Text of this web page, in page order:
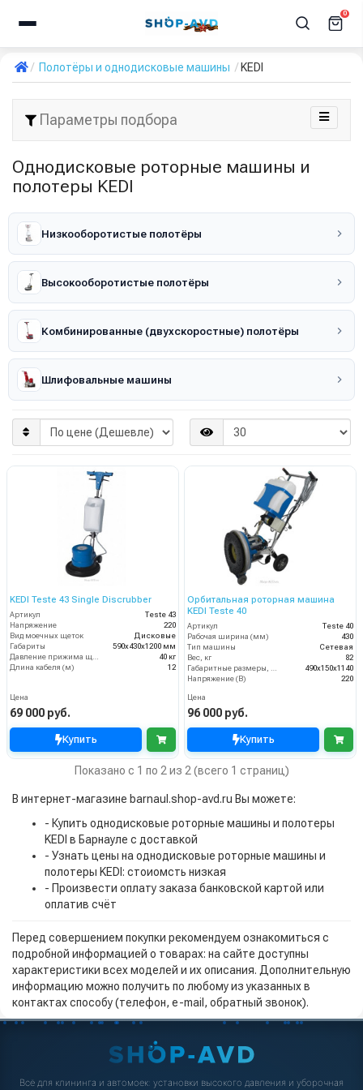
0
Полотёры и однодисковые машины KEDI
Параметры подбора
Однодисковые роторные машины и
полотеры KEDI
Низкооборотистые полотёры
Высокооборотистые полотёры
Комбинированные (двухскоростные) полотёры
Шлифовальные машины
KEDI Teste 43 Single Discrubber
Артикул
Teste 43
Напряжение
220
Вид моечных щеток
Дисковые
Габариты
590х430х1200 мм
40 кг
Длина кабеля (м)
12
Цена
69 000 руб.
Купить
Орбитальная роторная машина
KEDI Teste 40
Артикул
Teste 40
Рабочая ширина (мм)
430
Тип машины
Сетевая
Вес, кг
82
490x150x1140
Напряжение (В)
220
Цена
96 000 руб.
Купить
Показано с 1 по 2 из 2 (всего 1 страниц)
В интернет-магазине barnaul.shop-avd.ru Вы можете:
- Купить однодисковые роторные машины и полотеры
KEDI в Барнауле с доставкой
- Узнать цены на однодисковые роторные машины и
полотеры KEDI: стоиомсть низкая
- Произвести оплату заказа банковской картой или
оплатив счёт
Перед совершением покупки рекомендуем ознакомиться с
подробной информацией о товарах: на сайте доступны
характеристики всех моделей и их описания. Дополнительную
информацию можно получить по любому из указанных в
контактах способу (телефон, e-mail, обратный звонок).
Всё для клининга и автомоек: установки высокого давления и уборочная